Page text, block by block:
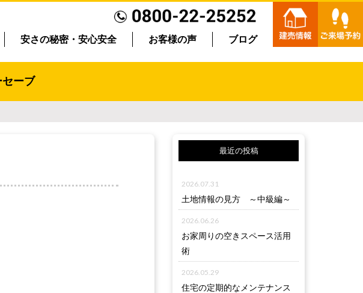
安さの秘密・安心安全 お客様の声 ブログ
ーブ
最近の投稿
2026.07.31
土地情報の見方 ～中級編～
2026.06.26
お家周りの空きスペース活用
術
2026.05.29
住宅の定期的なメンテナンス